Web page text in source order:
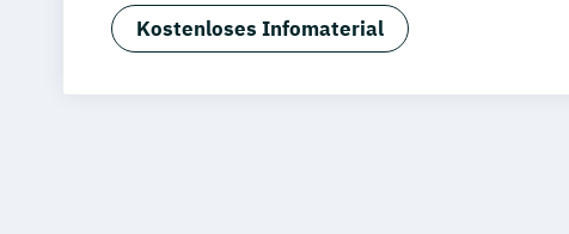
Business Consulting
Digital Business
Digital Commerce Marketing & Psychology
Kostenloses Infomaterial